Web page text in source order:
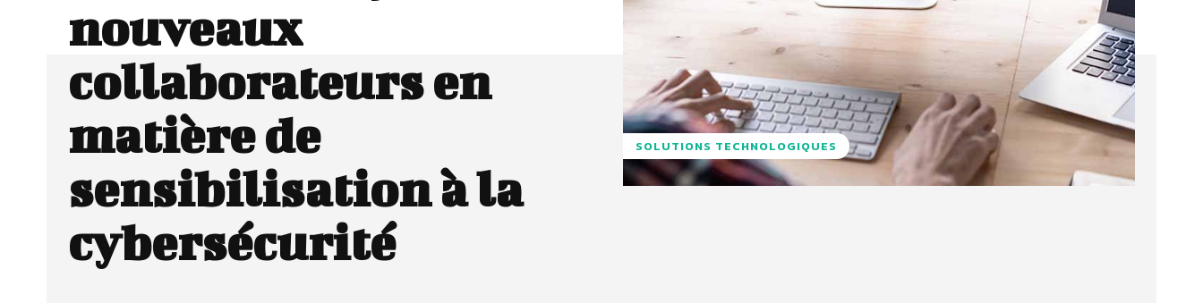
nouveaux
collaborateurs en
matière de
sensibilisation à la
cybersécurité
SOLUTIONS TECHNOLOGIQUES